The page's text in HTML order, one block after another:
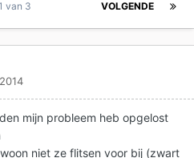
VOLGENDE
van 3
mijn probleem heb opgelost
niet ze flitsen voor bij (zwart